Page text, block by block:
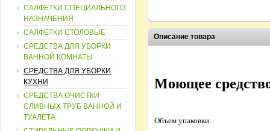
Описание товара
Моющее
Объем упаковки:
САЛФЕТКИ СПЕЦИАЛЬНОГО
НАЗНАЧЕНИЯ
САЛФЕТКИ СТОЛОВЫЕ
СРЕДСТВА ДЛЯ УБОРКИ
ВАННОЙ КОМНАТЫ
СРЕДСТВА ДЛЯ УБОРКИ
КУХНИ
СРЕДСТВА ОЧИСТКИ
СЛИВНЫХ ТРУБ ВАННОЙ И
ТУАЛЕТА